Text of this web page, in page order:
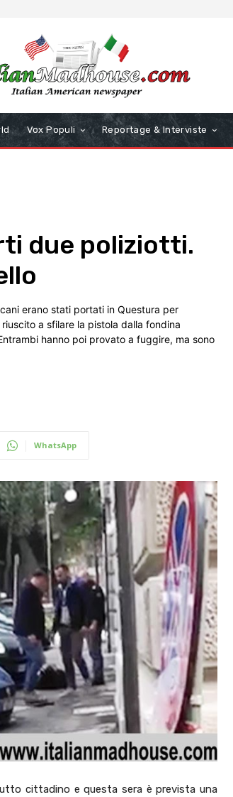
Vox Populi Reportage & Interviste
due poliziotti.
erano stati portati in Questura per
a sfilare la pistola dalla fondina
hanno poi provato a fuggire, ma sono
WhatsApp
cittadino e questa sera è prevista una